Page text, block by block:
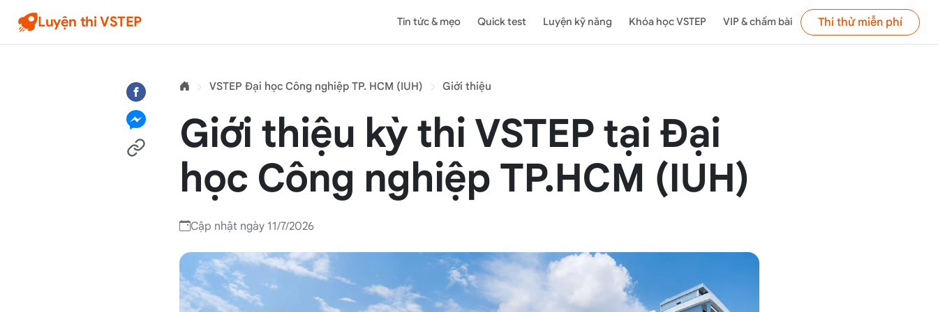
Luyện thi VSTEP Tin tức & mẹo Quick test Luyện kỹ năng Khóa học VSTEP VIP & chấm bài Thi thử miễn phí
VSTEP Đại học Công nghiệp TP. HCM (IUH) Giới thiệu
Giới thiệu kỳ thi VSTEP tại Đại
học Công nghiệp TP.HCM (IUH)
Cập nhật ngày 11/7/2026